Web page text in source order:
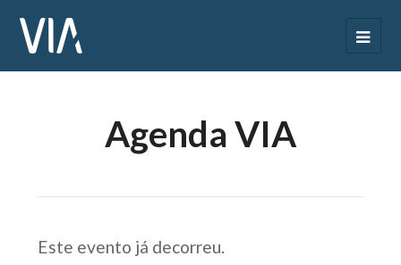
Agenda VIA
Este evento já decorreu.